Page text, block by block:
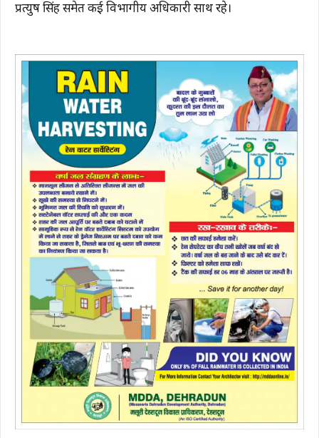
प्रत्युष सिंह समेत कई विभागीय अधिकारी साथ रहे।